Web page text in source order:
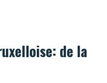
de la